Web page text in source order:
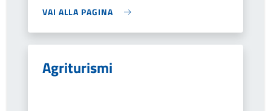
VAI ALLA PAGINA
Agriturismi